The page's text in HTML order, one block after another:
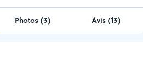
Photos (3) Avis (13)